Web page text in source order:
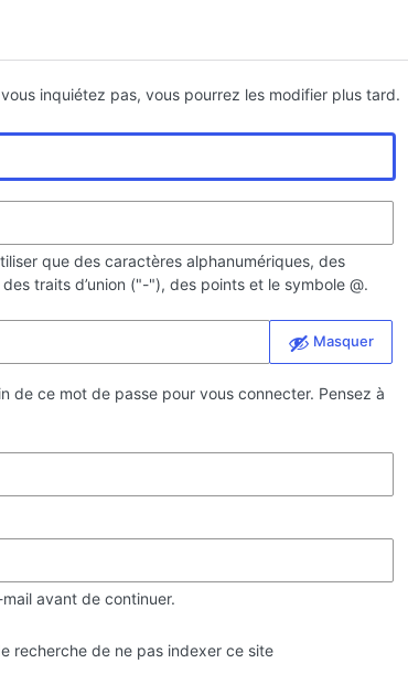
inquiétez pas, vous pourrez les modifier plus tard.
que des caractères alphanumériques, des
traits d’union ("-"), des points et le symbole @.
Masquer
de ce mot de passe pour vous connecter. Pensez à
avant de continuer.
recherche de ne pas indexer ce site